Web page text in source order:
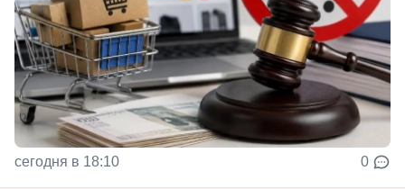
сегодня в 18:10 0